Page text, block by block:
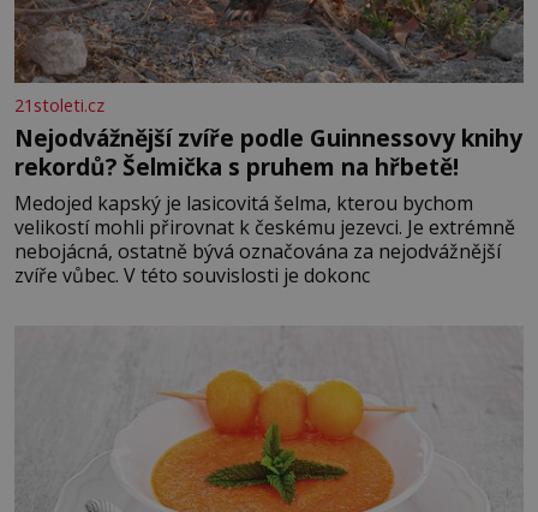
21stoleti.cz
Nejodvážnější zvíře podle Guinnessovy knihy
rekordů? Šelmička s pruhem na hřbetě!
Medojed kapský je lasicovitá šelma, kterou bychom
velikostí mohli přirovnat k českému jezevci. Je extrémně
nebojácná, ostatně bývá označována za nejodvážnější
zvíře vůbec. V této souvislosti je dokonc